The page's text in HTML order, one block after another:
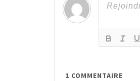
1 COMMENTAIRE